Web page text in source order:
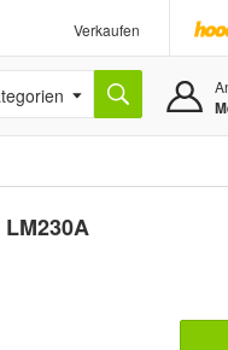
Verkaufen